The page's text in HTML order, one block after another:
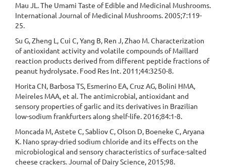
Mau JL. The Umami Taste of Edible and Medicinal Mushrooms.
International Journal of Medicinal Mushrooms. 2005;7:119-
25.
Su G, Zheng L, Cui C, Yang B, Ren J, Zhao M. Characterization
of antioxidant activity and volatile compounds of Maillard
reaction products derived from different peptide fractions of
peanut hydrolysate. Food Res Int. 2011;44:3250-8.
Horita CN, Barbosa TS, Esmerino EA, Cruz AG, Bolini HMA,
Meireles MAA, et al. The antimicrobial, antioxidant and
sensory properties of garlic and its derivatives in Brazilian
low-sodium frankfurters along shelf-life. 2016;84:1-8.
Moncada M, Astete C, Sabliov C, Olson D, Boeneke C, Aryana
K. Nano spray-dried sodium chloride and its effects on the
microbiological and sensory characteristics of surface-salted
cheese crackers. Journal of Dairy Science, 2015;98.